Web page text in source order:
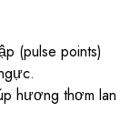
(pulse points)
hương thơm lan